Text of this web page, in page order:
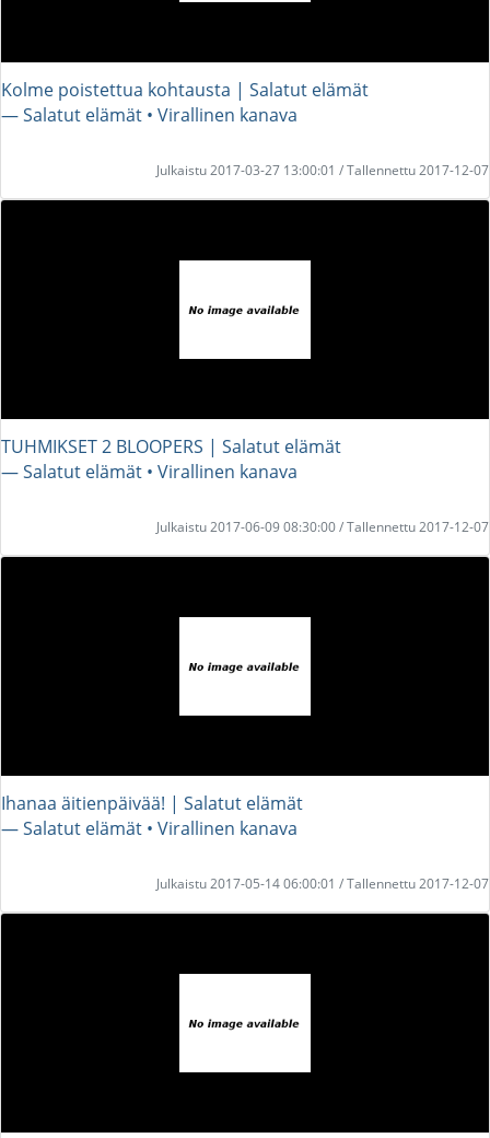
Kolme poistettua kohtausta | Salatut elämät
― Salatut elämät • Virallinen kanava
Julkaistu 2017-03-27 13:00:01 / Tallennettu 2017-12-07
TUHMIKSET 2 BLOOPERS | Salatut elämät
― Salatut elämät • Virallinen kanava
Julkaistu 2017-06-09 08:30:00 / Tallennettu 2017-12-07
Ihanaa äitienpäivää! | Salatut elämät
― Salatut elämät • Virallinen kanava
Julkaistu 2017-05-14 06:00:01 / Tallennettu 2017-12-07